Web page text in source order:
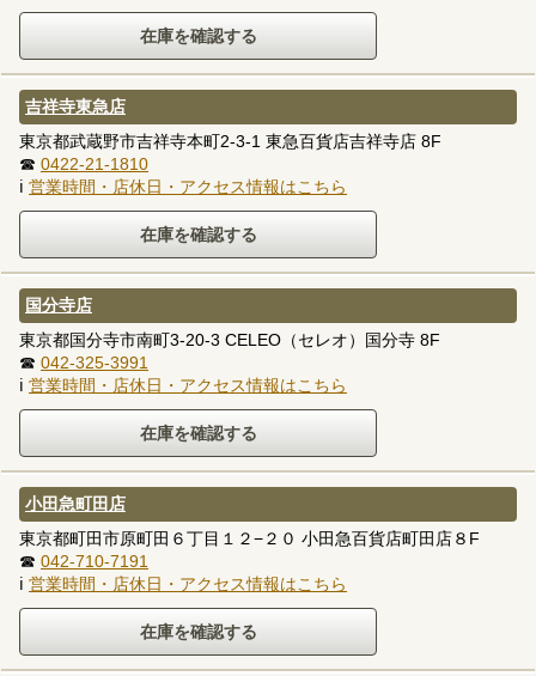
吉祥寺東急店
東京都武蔵野市吉祥寺本町2-3-1 東急百貨店吉祥寺店 8F
☎ 0422-21-1810
ℹ 営業時間・店休日・アクセス情報はこちら
国分寺店
東京都国分寺市南町3-20-3 CELEO（セレオ）国分寺 8F
☎ 042-325-3991
ℹ 営業時間・店休日・アクセス情報はこちら
小田急町田店
東京都町田市原町田６丁目１２−２０ 小田急百貨店町田店８F
☎ 042-710-7191
ℹ 営業時間・店休日・アクセス情報はこちら